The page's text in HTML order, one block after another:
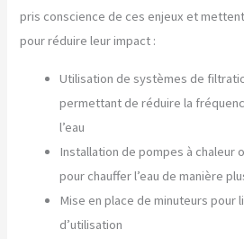
pris conscience de ces enjeux et
pour réduire leur impact :
Utilisation de systèmes de
permettant de réduire la
l’eau
Installation de pompes à chaleur
pour chauffer l’eau de manière
Mise en place de minuteurs pour
d’utilisation